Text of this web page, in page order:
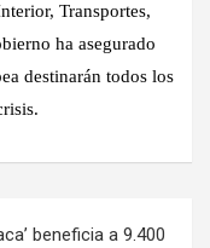
Transportes,
ha asegurado
destinarán todos los
beneficia a 9.400